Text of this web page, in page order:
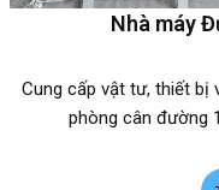
Nhà máy
Cung cấp vật tư, thiết bị
phòng cân đường